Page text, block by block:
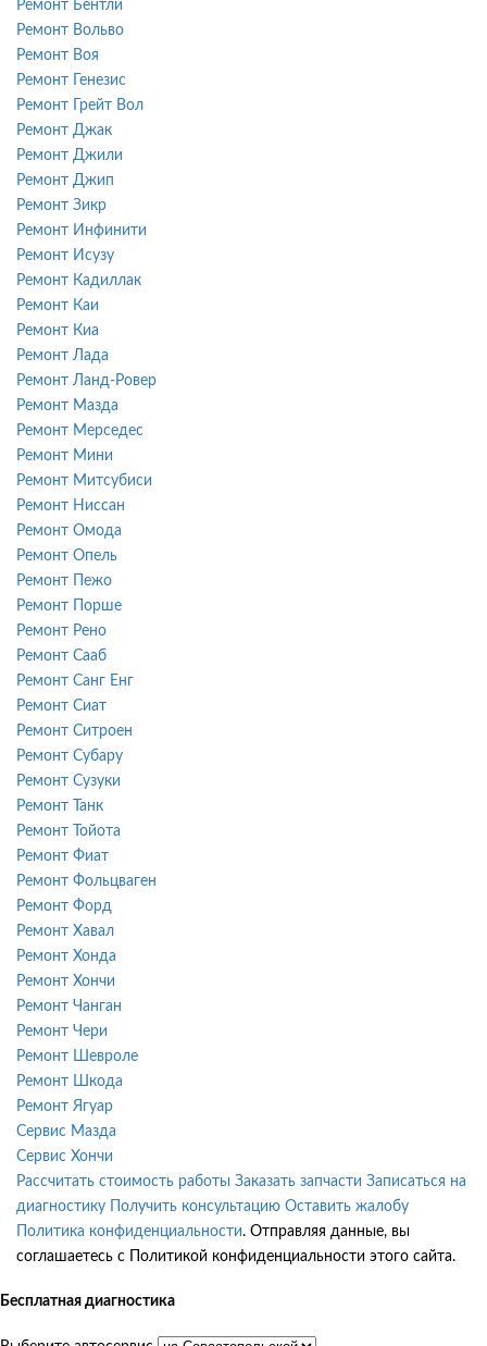
Ремонт Бентли
Ремонт Вольво
Ремонт Воя
Ремонт Генезис
Ремонт Грейт Вол
Ремонт Джак
Ремонт Джили
Ремонт Джип
Ремонт Зикр
Ремонт Инфинити
Ремонт Исузу
Ремонт Кадиллак
Ремонт Каи
Ремонт Киа
Ремонт Лада
Ремонт Ланд-Ровер
Ремонт Мазда
Ремонт Мерседес
Ремонт Мини
Ремонт Митсубиси
Ремонт Ниссан
Ремонт Омода
Ремонт Опель
Ремонт Пежо
Ремонт Порше
Ремонт Рено
Ремонт Сааб
Ремонт Санг Енг
Ремонт Сиат
Ремонт Ситроен
Ремонт Субару
Ремонт Сузуки
Ремонт Танк
Ремонт Тойота
Ремонт Фиат
Ремонт Фольцваген
Ремонт Форд
Ремонт Хавал
Ремонт Хонда
Ремонт Хончи
Ремонт Чанган
Ремонт Чери
Ремонт Шевроле
Ремонт Шкода
Ремонт Ягуар
Сервис Мазда
Сервис Хончи
Рассчитать стоимость работы Заказать запчасти Записаться на
диагностику
Получить консультацию Оставить жалобу
Политика конфиденциальности. Отправляя данные, вы
соглашаетесь с Политикой конфиденциальности этого сайта.
Бесплатная диагностика